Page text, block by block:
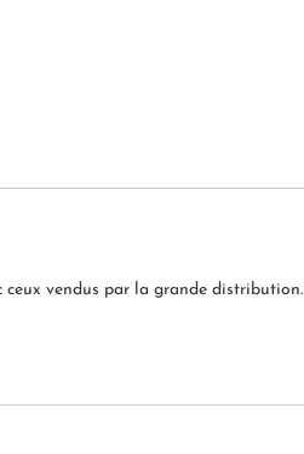
ceux vendus par la grande distribution.